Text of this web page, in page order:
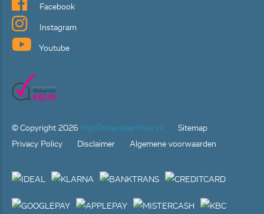
Facebook
Instagram
Youtube
© Copyright 2026 MijnOnderdelenHuis.nl
Sitemap
Privacy Policy
Disclaimer Algemene voorwaarden